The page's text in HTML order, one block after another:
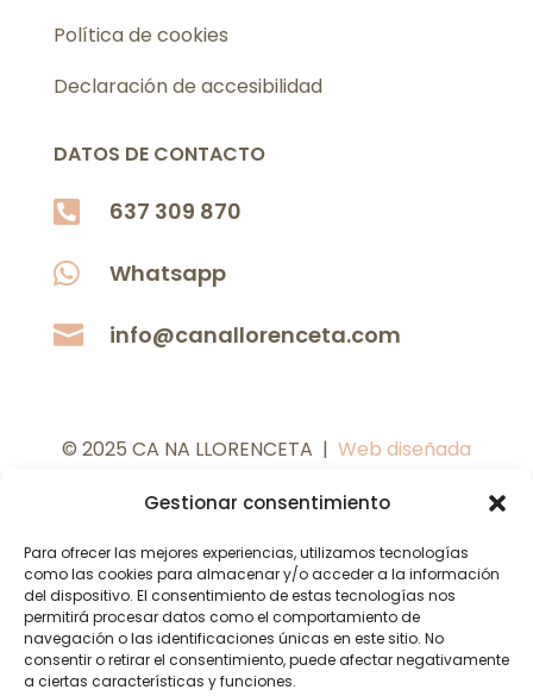
Gestionar consentimiento
Para ofrecer las mejores experiencias, utilizamos tecnologías
como las cookies para almacenar y/o acceder a la información
del dispositivo. El consentimiento de estas tecnologías nos
permitirá procesar datos como el comportamiento de
navegación o las identificaciones únicas en este sitio. No
consentir o retirar el consentimiento, puede afectar negativamente
a ciertas características y funciones.
Política de cookies
Declaración de accesibilidad
DATOS DE CONTACTO
 637 309 870
 Whatsapp
 info@canallorenceta.com
© 2025 CA NA LLORENCETA | Web diseñada